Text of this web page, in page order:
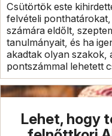
Csütörtök este
felvételi
számára eldőlt,
tanulmányait, és ha
akadtak olyan szakok,
pontszámmal lehetett
Lehet, hogy